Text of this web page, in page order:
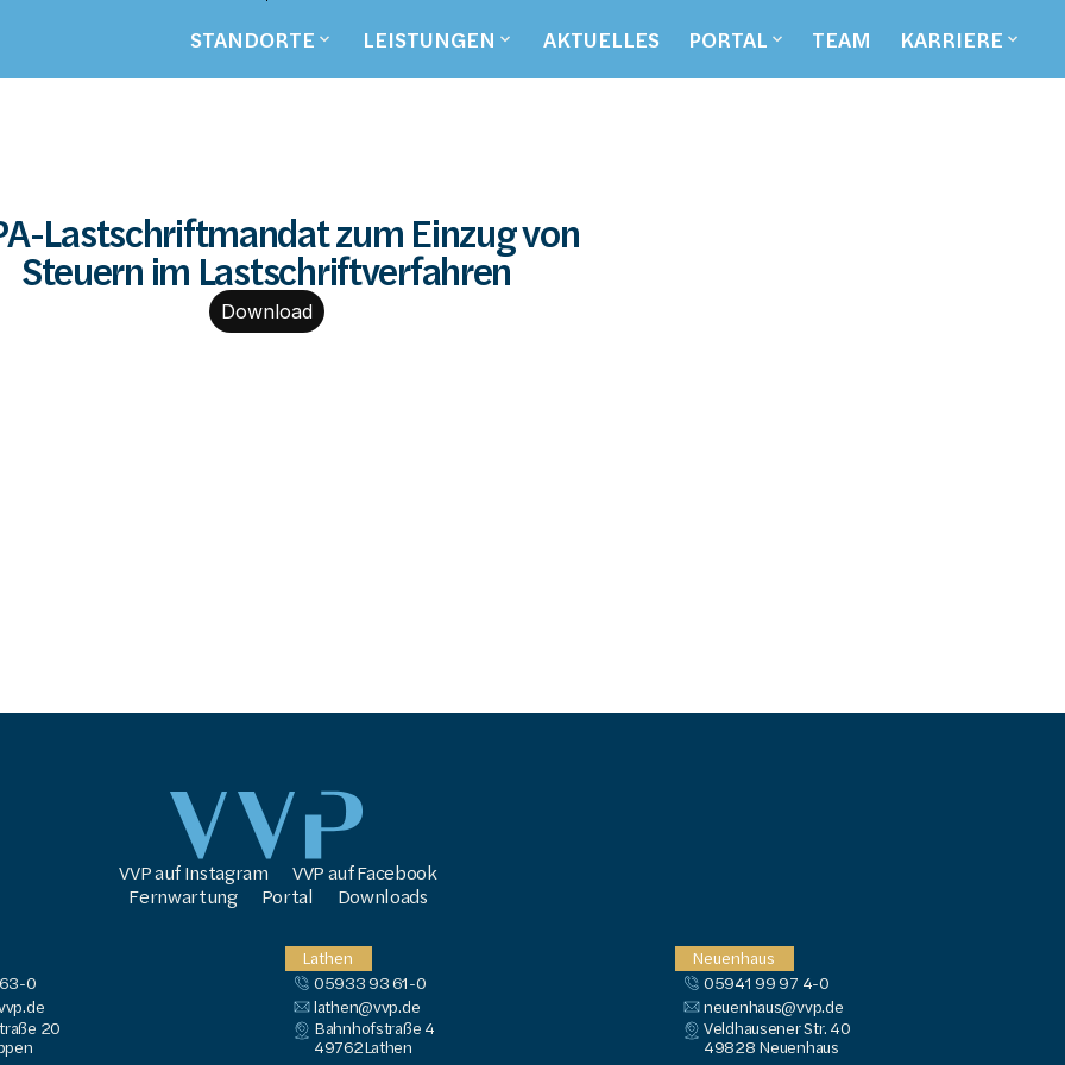
springen
STANDORTE LEISTUNGEN AKTUELLES PORTAL TEAM KARRIERE
Lastschriftmandat zum Einzug von
Steuern im Lastschriftverfahren
Download
VVP auf Instagram
VVP auf Facebook
Fernwartung
Portal Downloads
0
20
Lathen
05933 93 61-0
lathen@vvp.de
Bahnhofstraße 4
49762Lathen
Neuenhaus
05941 99 97 4-0
neuenhaus@vvp.de
Veldhausener Str. 40
49828 Neuenhaus